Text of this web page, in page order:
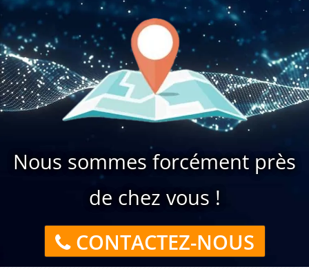
Nous sommes forcément près
de chez vous !
CONTACTEZ-NOUS